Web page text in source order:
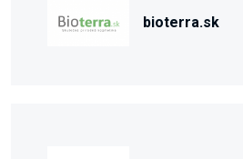
bioterra.sk